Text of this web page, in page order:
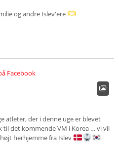
og andre Islev'ere
atleter, der i denne uge er blevet
det kommende VM i Korea … vi vil
herhjemme fra Islev